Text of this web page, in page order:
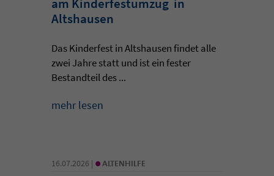
Altshausen
Das Kinderfest in Altshausen findet alle
zwei Jahre statt und ist ein fester
Bestandteil des ...
mehr lesen
16.07.2026 | • ALTENHILFE